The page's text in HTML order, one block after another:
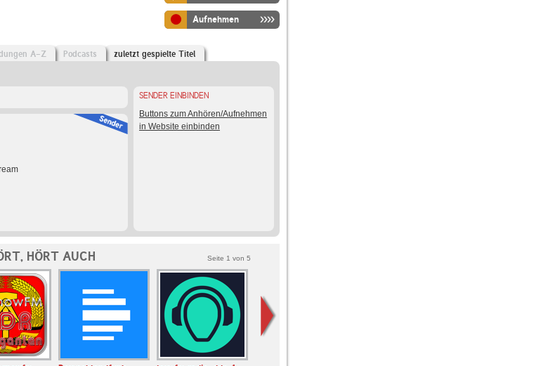
Aufnehmen
A-Z Podcasts zuletzt gespielte Titel
SENDER EINBINDEN
Buttons zum Anhören/Aufnehmen
in Website einbinden
HÖRT AUCH Seite 1 von 5